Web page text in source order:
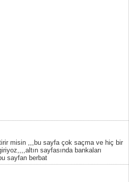
misin ,,,bu sayfa çok saçma ve hiç bir
sayfasında bankaları
sayfan berbat